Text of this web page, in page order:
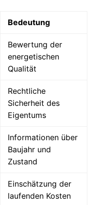
Bedeutung
Bewertung der
energetischen
Qualität
Rechtliche
Sicherheit des
Eigentums
Informationen über
Baujahr und
Zustand
Einschätzung der
laufenden Kosten